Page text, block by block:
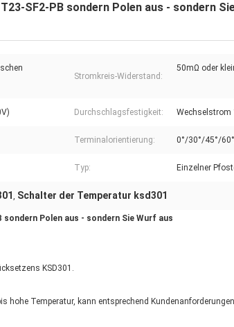
SF2-PB sondern Polen aus - sondern
Stromkreis-Widerstand:
50mΩ oder
Durchschlagsfestigkeit: Wechselstrom
Terminalorientierung: 0°/30°/45°/
Typ: Einzelner
, Schalter der Temperatur ksd301
Polen aus - sondern Sie Wurf aus
KSD301.
hohe Temperatur, kann entsprechend